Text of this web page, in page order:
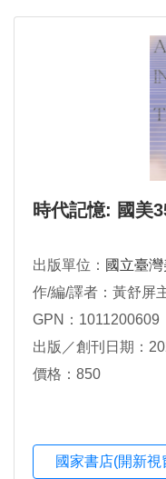
時代記憶: 國美
出版單位： 國立臺
作/編/譯者：黃舒屏
GPN：1011200609
出版／創刊日期：
價格：850
國家書店(開新視